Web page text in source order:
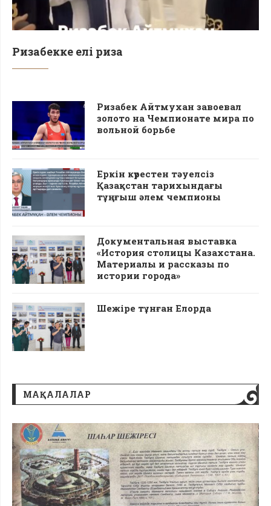
Ризабекке елі риза
Ризабек Айтмухан завоевал
золото на Чемпионате мира по
вольной борьбе
Еркін күрестен тәуелсіз
Қазақстан тарихындағы
тұңғыш әлем чемпионы
Документальная выставка
«История столицы Казахстана.
Материалы и рассказы по
истории города»
Шежіре тұнған Елорда
МАҚАЛАЛАР